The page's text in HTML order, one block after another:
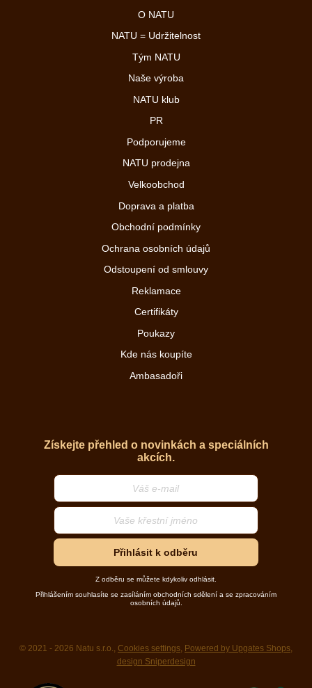
O NATU
NATU = Udržitelnost
Tým NATU
Naše výroba
NATU klub
PR
Podporujeme
NATU prodejna
Velkoobchod
Doprava a platba
Obchodní podmínky
Ochrana osobních údajů
Odstoupení od smlouvy
Reklamace
Certifikáty
Poukazy
Kde nás koupíte
Ambasadoři
Získejte přehled o novinkách a speciálních
akcích.
Přihlásit k odběru
Z odběru se můžete kdykoliv odhlásit.
Přihlášením souhlasíte se zasíláním obchodních sdělení a se zpracováním
osobních údajů.
© 2021 - 2026 Natu s.r.o., Cookies settings Powered by Upgates Shops
design Sniperdesign